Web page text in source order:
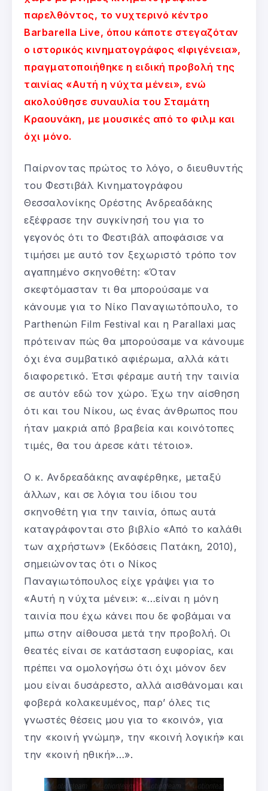
παρελθόντος, το νυχτερινό κέντρο
Barbarella Live, όπου κάποτε στεγαζόταν
ο ιστορικός κινηματογράφος «Ιφιγένεια»,
πραγματοποιήθηκε η ειδική προβολή της
ταινίας «Αυτή η νύχτα μένει», ενώ
ακολούθησε συναυλία του Σταμάτη
Κραουνάκη, με μουσικές από το φιλμ και
όχι μόνο.
Παίρνοντας πρώτος το λόγο, ο διευθυντής
του Φεστιβάλ Κινηματογράφου
Θεσσαλονίκης Ορέστης Ανδρεαδάκης
εξέφρασε την συγκίνησή του για το
γεγονός ότι το Φεστιβάλ αποφάσισε να
τιμήσει με αυτό τον ξεχωριστό τρόπο τον
αγαπημένο σκηνοθέτη: «Όταν
σκεφτόμασταν τι θα μπορούσαμε να
κάνουμε για το Νίκο Παναγιωτόπουλο, το
Parthenώn Film Festival και η Parallaxi μας
πρότειναν πώς θα μπορούσαμε να κάνουμε
όχι ένα συμβατικό αφιέρωμα, αλλά κάτι
διαφορετικό. Έτσι φέραμε αυτή την ταινία
σε αυτόν εδώ τον χώρο. Έχω την αίσθηση
ότι και του Νίκου, ως ένας άνθρωπος που
ήταν μακριά από βραβεία και κοινότοπες
τιμές, θα του άρεσε κάτι τέτοιο».
Ο κ. Ανδρεαδάκης αναφέρθηκε, μεταξύ
άλλων, και σε λόγια του ίδιου του
σκηνοθέτη για την ταινία, όπως αυτά
καταγράφονται στο βιβλίο «Από το καλάθι
των αχρήστων» (Εκδόσεις Πατάκη, 2010),
σημειώνοντας ότι ο Νίκος
Παναγιωτόπουλος είχε γράψει για το
«Αυτή η νύχτα μένει»: «…είναι η μόνη
ταινία που έχω κάνει που δε φοβάμαι να
μπω στην αίθουσα μετά την προβολή. Οι
θεατές είναι σε κατάσταση ευφορίας, και
πρέπει να ομολογήσω ότι όχι μόνον δεν
μου είναι δυσάρεστο, αλλά αισθάνομαι και
φοβερά κολακευμένος, παρ’ όλες τις
γνωστές θέσεις μου για το «κοινό», για
την «κοινή γνώμη», την «κοινή λογική» και
την «κοινή ηθική»…».